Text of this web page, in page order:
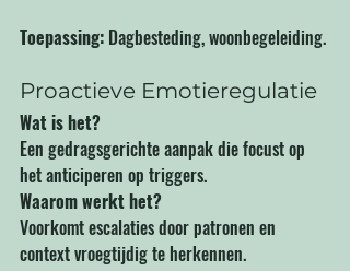
Toepassing: Dagbesteding, woonbegeleiding.
Proactieve Emotieregulatie
Wat is het?
Een gedragsgerichte aanpak die focust op
het anticiperen op triggers.
Waarom werkt het?
Voorkomt escalaties door patronen en
context vroegtijdig te herkennen.